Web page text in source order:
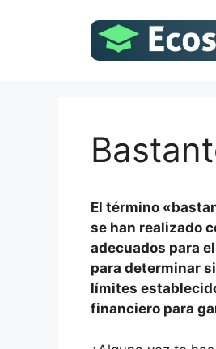
El término
se han realizado
adecuados para
para determinar
límites
financiero para